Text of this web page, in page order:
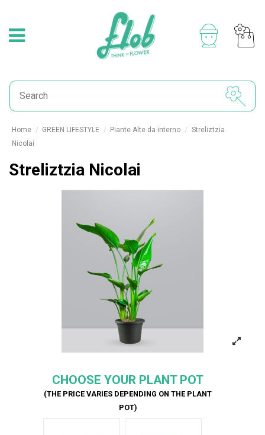
Home GREEN LIFESTYLE Piante Alte da interno
Streliztzia
Nicolai
Streliztzia Nicolai
CHOOSE YOUR PLANT POT
(THE PRICE VARIES DEPENDING ON THE PLANT
POT)